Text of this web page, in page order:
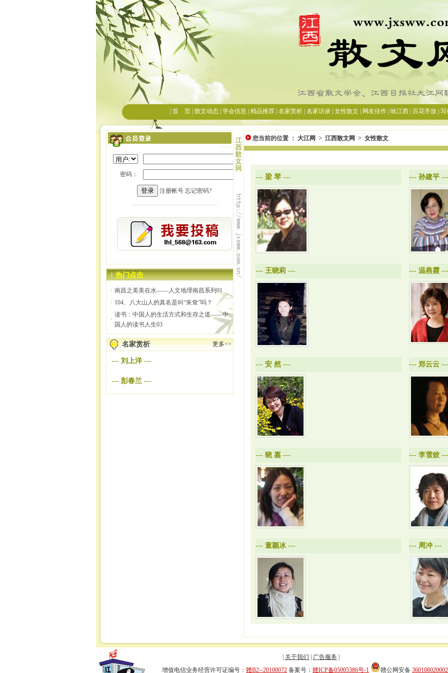
热门点击
· 南昌之美美在水——人文地理南昌系列01
· 104、八大山人的真名是叫“朱耷”吗？
·
读书：中国人的生活方式和生存之道——中
国人的读书人生03
名家赏析 更多>>
--- 刘上洋---
--- 彭春兰 ---
您当前的位置 ： 大江网 > 江西散文网 > 女性散文
--- 梁 琴 --- --- 孙建平
--- 王晓莉 --- --- 温燕霞
--- 安 然 --- --- 郑云云
--- 晓 嘉 --- --- 李雪姣
--- 童颖冰 --- --- 周冲 ---